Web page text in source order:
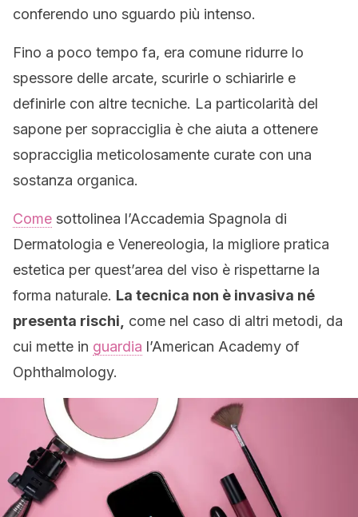
conferendo uno sguardo più intenso.
Fino a poco tempo fa, era comune ridurre lo
spessore delle arcate, scurirle o schiarirle e
definirle con altre tecniche. La particolarità del
sapone per sopracciglia è che aiuta a ottenere
sopracciglia meticolosamente curate con una
sostanza organica.
Come sottolinea l’Accademia Spagnola di
Dermatologia e Venereologia, la migliore pratica
estetica per quest’area del viso è rispettarne la
forma naturale. La tecnica non è invasiva né
presenta rischi,
come nel caso di altri metodi, da
cui mette in guardia l’American Academy of
Ophthalmology.